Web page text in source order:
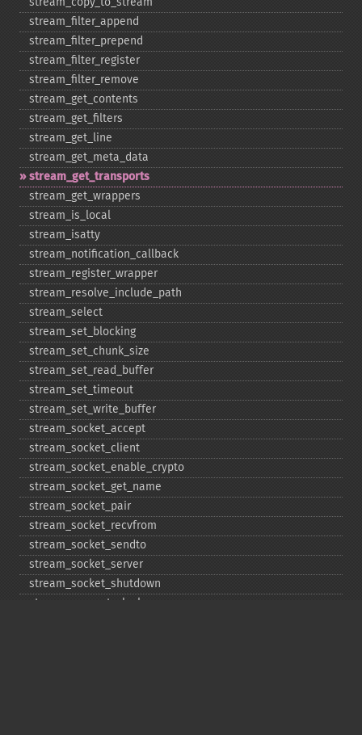
stream_​filter_​append
stream_​filter_​prepend
stream_​filter_​register
stream_​filter_​remove
stream_​get_​contents
stream_​get_​filters
stream_​get_​line
stream_​get_​meta_​data
stream_​get_​transports
stream_​get_​wrappers
stream_​is_​local
stream_​isatty
stream_​notification_​callback
stream_​register_​wrapper
stream_​resolve_​include_​path
stream_​select
stream_​set_​blocking
stream_​set_​chunk_​size
stream_​set_​read_​buffer
stream_​set_​timeout
stream_​set_​write_​buffer
stream_​socket_​accept
stream_​socket_​client
stream_​socket_​enable_​crypto
stream_​socket_​get_​name
stream_​socket_​pair
stream_​socket_​recvfrom
stream_​socket_​sendto
stream_​socket_​server
stream_​socket_​shutdown
stream_​supports_​lock